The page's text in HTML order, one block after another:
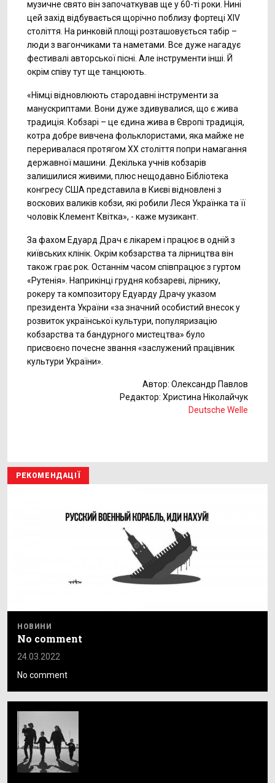
музичне свято він започаткував ще у 60-ті роки. Нині
цей захід відбувається щорічно поблизу фортеці XIV
століття. На ринковій площі розташовується табір –
люди з вагончиками та наметами. Все дуже нагадує
фестивалі авторської пісні. Але інструменти інші. Й
окрім співу тут ще танцюють.
«Німці відновлюють стародавні інструменти за
манускриптами. Вони дуже здивувалися, що є жива
традиція. Кобзарі – це єдина жива в Європі традиція,
котра добре вивчена фольклористами, яка майже не
переривалася протягом ХХ століття попри намагання
державної машини. Декілька учнів кобзарів
залишилися живими, плюс нещодавно Бібліотека
конгресу США представила в Києві відновлені з
воскових валиків кобзи, які робили Леся Українка та її
чоловік Клемент Квітка», - каже музикант.
За фахом Едуард Драч є лікарем і працює в одній з
київських клінік. Окрім кобзарства та лірництва він
також грає рок. Останнім часом співпрацює з гуртом
«Рутенія». Наприкінці грудня кобзареві, лірнику,
рокеру та композитору Едуарду Драчу указом
президента України «за значний особистий внесок у
розвиток української культури, популяризацію
кобзарства та бандурного мистецтва» було
присвоєно почесне звання «заслужений працівник
культури України».
Автор: Олександр Павлов
Редактор: Христина Ніколайчук
Deutsche Welle
РЕКОМЕНДАЦІЇ
НОВИНИ
No comment
24.03.2022
No comment